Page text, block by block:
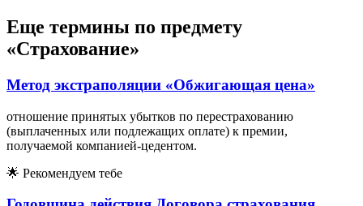
Еще термины по предмету
«Страхование»
Метод экстраполяции «Обжигающая цена»
отношение принятых убытков по перестрахованию
(выплаченных или подлежащих оплате) к премии,
получаемой компанией-цедентом.
🌟 Рекомендуем тебе